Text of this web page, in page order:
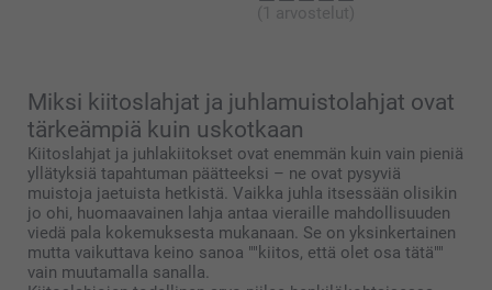
(1 arvostelut)
Miksi kiitoslahjat ja juhlamuistolahjat ovat
tärkeämpiä kuin uskotkaan
Kiitoslahjat ja juhlakiitokset ovat enemmän kuin vain pieniä
yllätyksiä tapahtuman päätteeksi – ne ovat pysyviä
muistoja jaetuista hetkistä. Vaikka juhla itsessään olisikin
jo ohi, huomaavainen lahja antaa vieraille mahdollisuuden
viedä pala kokemuksesta mukanaan. Se on yksinkertainen
mutta vaikuttava keino sanoa ""kiitos, että olet osa tätä""
vain muutamalla sanalla.